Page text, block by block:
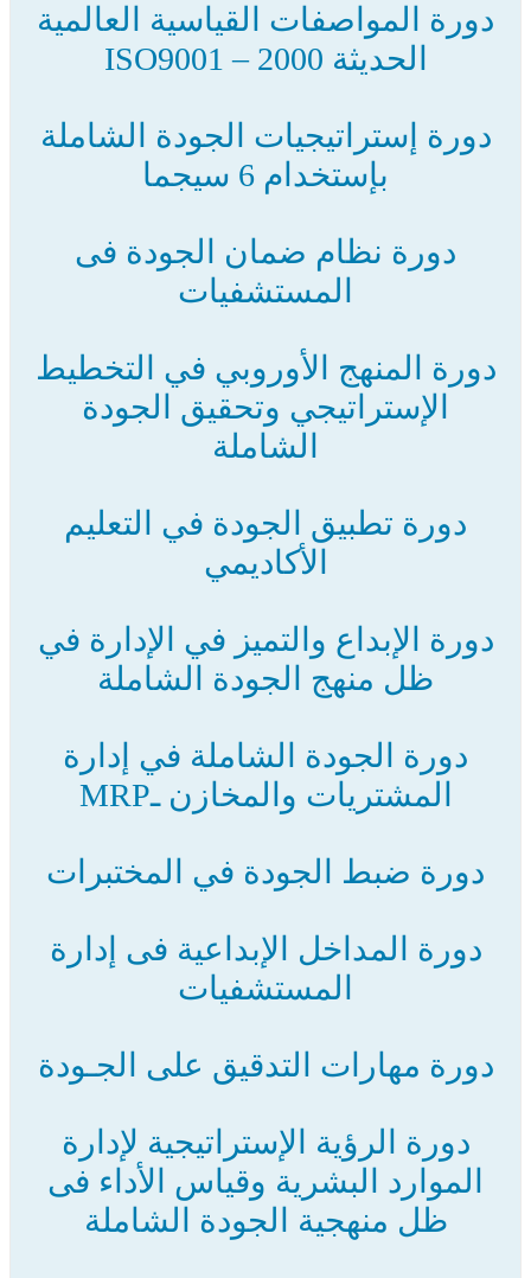
دورة المواصفات القياسية العالمية
الحديثة ISO9001 – 2000
دورة إستراتيجيات الجودة الشاملة
بإستخدام 6 سيجما
دورة نظام ضمان الجودة فى
المستشفيات
دورة المنهج الأوروبي في التخطيط
الإستراتيجي وتحقيق الجودة
الشاملة
دورة تطبيق الجودة في التعليم
الأكاديمي
دورة الإبداع والتميز في الإدارة في
ظل منهج الجودة الشاملة
دورة الجودة الشاملة في إدارة
المشتريات والمخازن ـMRP
دورة ضبط الجودة في المختبرات
دورة المداخل الإبداعية فى إدارة
المستشفيات
دورة مهارات التدقيق على الجـودة
دورة الرؤية الإستراتيجية لإدارة
الموارد البشرية وقياس الأداء فى
ظل منهجية الجودة الشاملة